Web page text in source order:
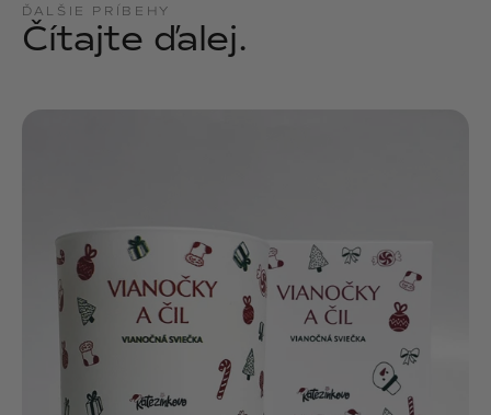
ĎALŠIE PRÍBEHY
Čítajte ďalej.